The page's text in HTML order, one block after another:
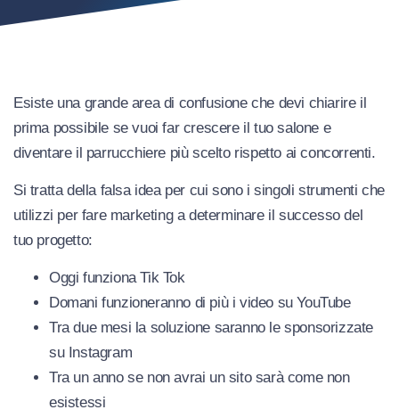
Esiste una grande area di confusione che devi chiarire il
prima possibile se vuoi far crescere il tuo salone e
diventare il parrucchiere più scelto rispetto ai concorrenti.
Si tratta della falsa idea per cui sono i singoli strumenti che
utilizzi per fare marketing a determinare il successo del
tuo progetto:
Oggi funziona Tik Tok
Domani funzioneranno di più i video su YouTube
Tra due mesi la soluzione saranno le sponsorizzate
su Instagram
Tra un anno se non avrai un sito sarà come non
esistessi